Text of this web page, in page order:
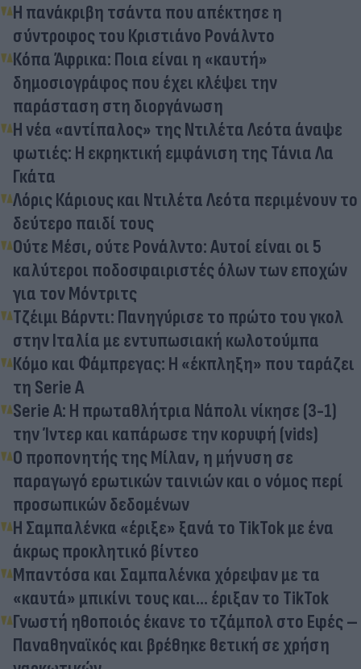
Η πανάκριβη τσάντα που απέκτησε η
σύντροφος του Κριστιάνο Ρονάλντο
Κόπα Άφρικα: Ποια είναι η «καυτή»
δημοσιογράφος που έχει κλέψει την
παράσταση στη διοργάνωση
Η νέα «αντίπαλος» της Ντιλέτα Λεότα άναψε
φωτιές: Η εκρηκτική εμφάνιση της Τάνια Λα
Γκάτα
Λόρις Κάριους και Ντιλέτα Λεότα περιμένουν το
δεύτερο παιδί τους
Ούτε Μέσι, ούτε Ρονάλντο: Αυτοί είναι οι 5
καλύτεροι ποδοσφαιριστές όλων των εποχών
για τον Μόντριτς
Τζέιμι Βάρντι: Πανηγύρισε το πρώτο του γκολ
στην Ιταλία με εντυπωσιακή κωλοτούμπα
Κόμο και Φάμπρεγας: Η «έκπληξη» που ταράζει
τη Serie A
Serie A: Η πρωταθλήτρια Νάπολι νίκησε (3-1)
την Ίντερ και καπάρωσε την κορυφή (vids)
Ο προπονητής της Μίλαν, η μήνυση σε
παραγωγό ερωτικών ταινιών και ο νόμος περί
προσωπικών δεδομένων
Η Σαμπαλένκα «έριξε» ξανά το TikTok με ένα
άκρως προκλητικό βίντεο
Μπαντόσα και Σαμπαλένκα χόρεψαν με τα
«καυτά» μπικίνι τους και... έριξαν το TikTok
Γνωστή ηθοποιός έκανε το τζάμπολ στο Εφές –
Παναθηναϊκός και βρέθηκε θετική σε χρήση